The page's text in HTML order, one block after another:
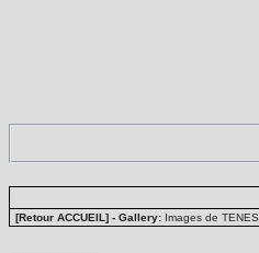
[Retour ACCUEIL] - Gallery: Images de TENES